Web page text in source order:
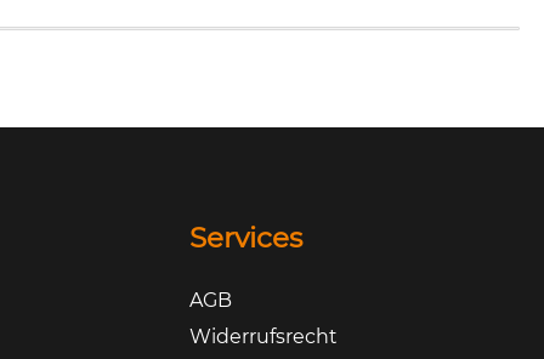
Services
AGB
Widerrufsrecht